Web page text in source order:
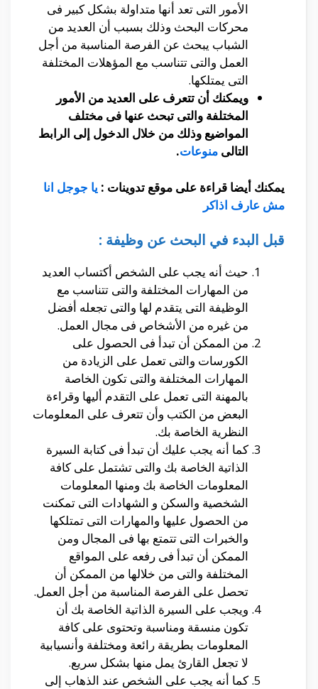
الأمور التى تعد أنها متداولة بشكل كبير فى
محركات البحث وذلك بسبب أن العديد من
الشباب يبحث عن الفرصة المناسبة من أجل
العمل والتى تتناسب مع المؤهلات المختلفة
التى يمتلكها.
ويمكنك أن تتعرف على العديد من الأمور
المختلفة والتى تبحث عنها فى مختلف
المواضيع وذلك من خلال الدخول إلى الرابط
التالى منوعات.
يمكنك أيضا قراءة على موقع تدوينات : يا جوجل انا
مش عارف اذاكر
قبل البدء في البحث عن وظيفة :
حيث أنه يجب على الشخص أكتساب العديد
من المهارات المختلفة والتى تتناسب مع
الوظيفة التى يتقدم لها والتى تجعله أفضل
من غيره من الأشخاص فى مجال العمل.
من الممكن أن تبدأ فى الحصول على
الكورسات والتى تعمل على الزيادة من
المهارات المختلفة والتى تكون الخاصة
بالمهنة التى تعمل على التقدم أليها وقراءة
البعض من الكتب وأن تتعرف على المعلومات
النظرية الخاصة بك.
كما أنه يجب عليك أن تبدأ فى كتابة السيرة
الذاتية الخاصة بك والتى تشتمل على كافة
المعلومات الخاصة بك ومنها المعلومات
الشخصية والسكن و الشهادات التى تمكنت
من الحصول عليها والمهارات التى تمتلكها
والخبرات التى تتمتع بها فى المجال ومن
الممكن أن تبدأ فى رفعه على المواقع
المختلفة والتى من خلالها من الممكن أن
تحصل على الفرصة المناسبة من أجل العمل.
ويجب على السيرة الذاتية الخاصة بك أن
تكون منسقة ومناسبة وتحتوى على كافة
المعلومات بطريقة رائعة ومختلفة وأنسيابية
لا تجعل القارئ يمل منها بشكل سريع.
كما أنه يجب على الشخص عند الذهاب إلى